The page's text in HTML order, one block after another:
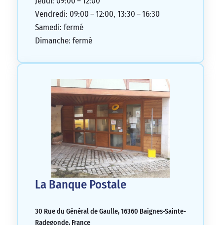
Vendredi: 09:00 – 12:00, 13:30 – 16:30
Samedi: fermé
Dimanche: fermé
La Banque Postale
30 Rue du Général de Gaulle, 16360 Baignes-Sainte-
Radegonde, France